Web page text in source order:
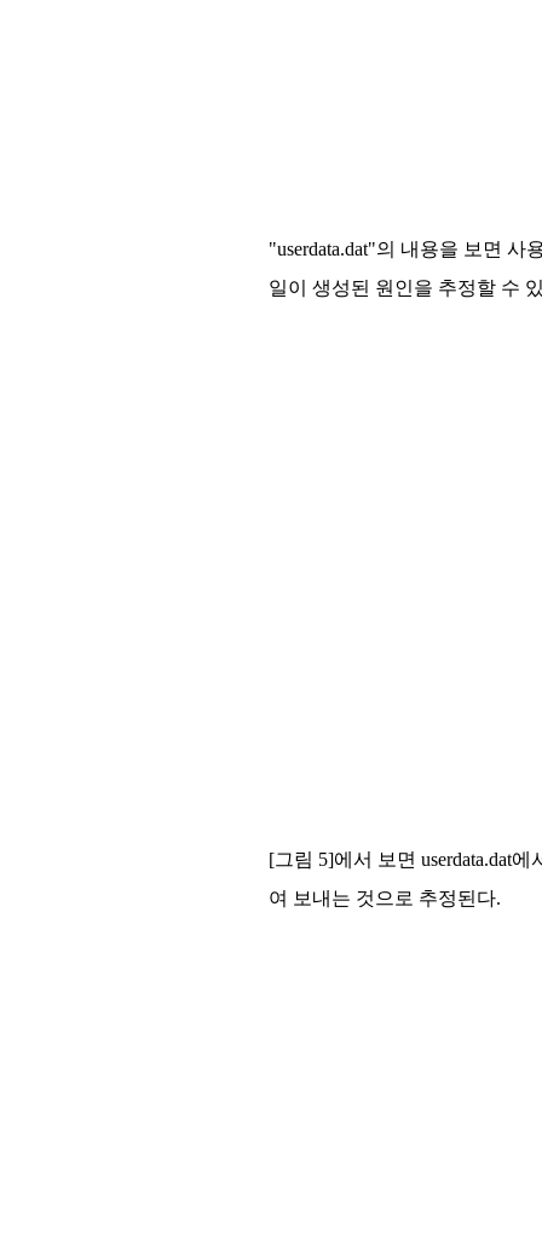
"userdata.dat"의 내용을 보면
일이 생성된 원인을 추정할 수
[그림 5]에서 보면 userdata.dat
여 보내는 것으로 추정된다.